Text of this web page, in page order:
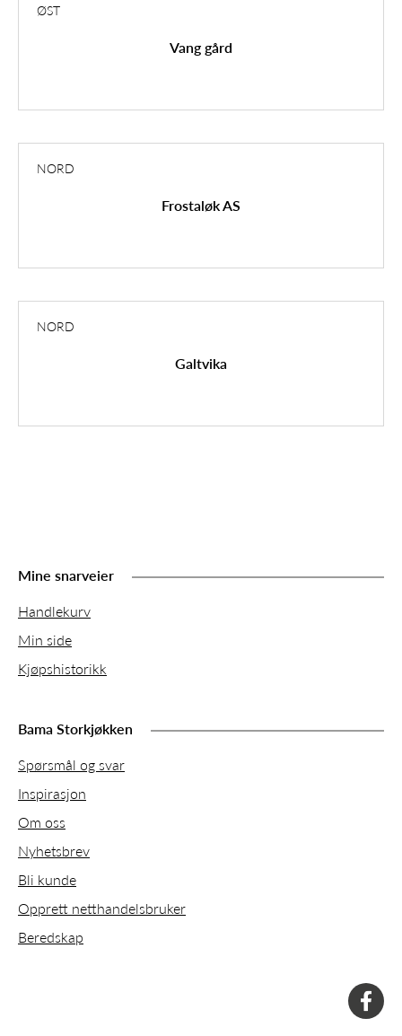
ØST
Vang gård
NORD
Frostaløk AS
NORD
Galtvika
Mine snarveier
Handlekurv
Min side
Kjøpshistorikk
Bama Storkjøkken
Spørsmål og svar
Inspirasjon
Om oss
Nyhetsbrev
Bli kunde
Opprett netthandelsbruker
Beredskap